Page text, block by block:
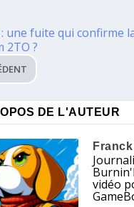
: une fuite qui confirme
2TO ?
DE L'AUTEUR
vidéo